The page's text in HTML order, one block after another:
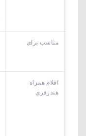
مناسب برای
اقلام همراه
هندزفری